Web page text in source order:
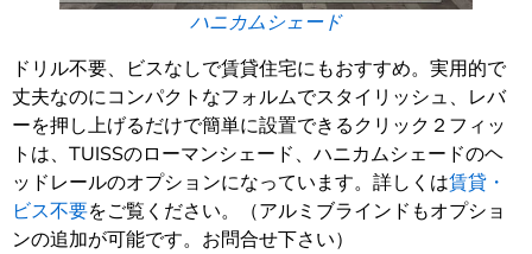
ハニカムシェード
ドリル不要、ビスなしで賃貸住宅にもおすすめ。実用的で
丈夫なのにコンパクトなフォルムでスタイリッシュ、レバ
ーを押し上げるだけで簡単に設置できるクリック２フィッ
トは、TUISSのローマンシェード、ハニカムシェードのヘ
ッドレールのオプションになっています。詳しくは賃貸・
ビス不要をご覧ください。（アルミブラインドもオプショ
ンの追加が可能です。お問合せ下さい）